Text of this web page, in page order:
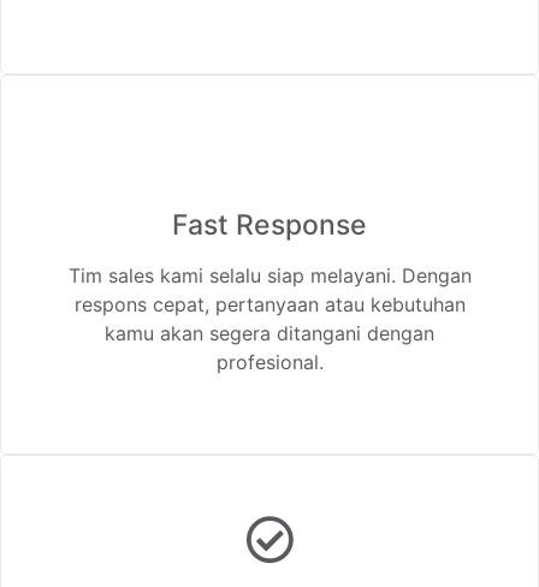
Fast Response
Tim sales kami selalu siap melayani. Dengan
respons cepat, pertanyaan atau kebutuhan
kamu akan segera ditangani dengan
profesional.